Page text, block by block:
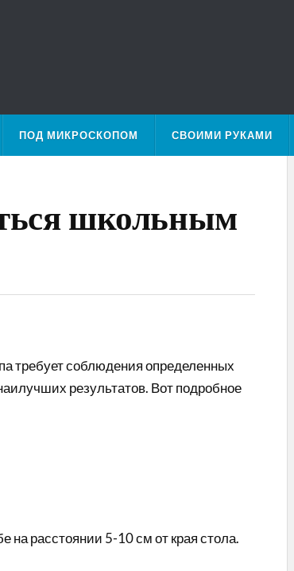
ПОД МИКРОСКОПОМ СВОИМИ РУКАМИ
школьным
требует соблюдения определенных
результатов. Вот подробное
на расстоянии 5-10 см от края стола.